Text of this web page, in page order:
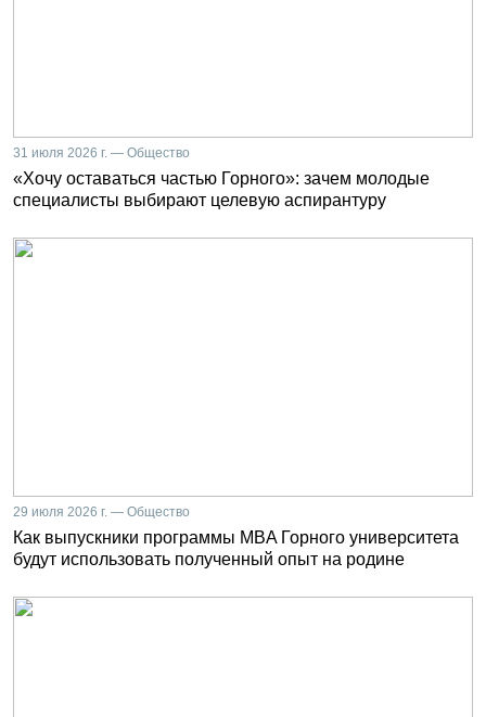
31 июля 2026 г. — Общество
«Хочу оставаться частью Горного»: зачем молодые
специалисты выбирают целевую аспирантуру
29 июля 2026 г. — Общество
Как выпускники программы MBA Горного университета
будут использовать полученный опыт на родине